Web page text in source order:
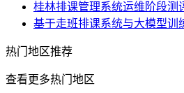
桂林排课管理系统运维阶段测
基于走班排课系统与大模型训
热门 地区推荐
查看更多热门地区